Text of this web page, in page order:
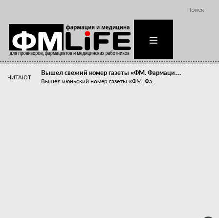
Поиск
ЧИТАЮТ
Вышел свежий номер газеты «ФМ. Фармаци…
Вышел июньский номер газеты «ФМ. Фа...